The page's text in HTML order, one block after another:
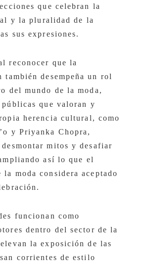
que celebran la
y la pluralidad de la
sus expresiones.
reconocer que la
también desempeña un rol
del mundo de la moda,
que valoran y
herencia cultural, como
y Priyanka Chopra,
mitos y desafiar
así lo que el
la moda considera aceptado
funcionan como
dentro del sector de la
la exposición de las
corrientes de estilo